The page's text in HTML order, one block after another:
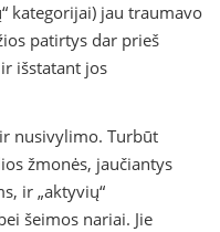
kategorijai) jau traumavo
patirtys dar prieš
išstatant jos
nusivylimo. Turbūt
žmonės, jaučiantys
ir „aktyvių“
šeimos nariai. Jie